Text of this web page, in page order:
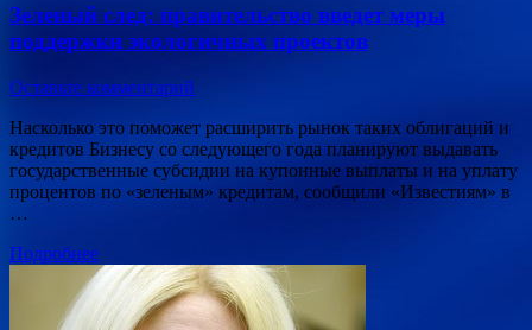
Зеленый след: правительство введет меры
поддержки экологичных проектов
Оставьте комментарий
Насколько это поможет расширить рынок таких облигаций и
кредитов Бизнесу со следующего года планируют выдавать
государственные субсидии на купонные выплаты и на уплату
процентов по «зеленым» кредитам, сообщили «Известиям» в
…
Подробнее